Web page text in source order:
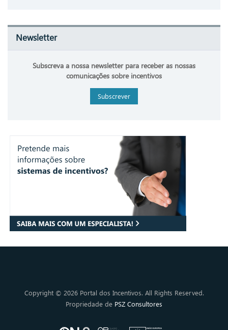
Newsletter
Subscreva a nossa newsletter para receber as nossas
comunicações sobre incentivos
Subscrever
Copyright © 2026 Portal dos Incentivos. All Rights Reserved.
Propriedade de PSZ Consultores